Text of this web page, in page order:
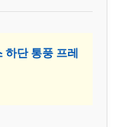
하단 통풍 프레